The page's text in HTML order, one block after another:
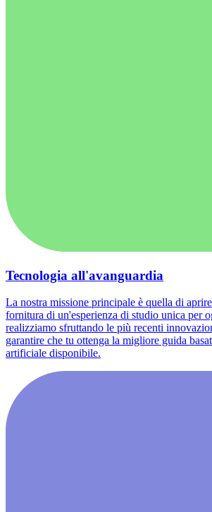
Tecnologia all'avanguardia
La nostra missione principale è quella di
fornitura di un'esperienza di studio unica per
realizziamo sfruttando le più recenti
garantire che tu ottenga la migliore guida
artificiale disponibile.